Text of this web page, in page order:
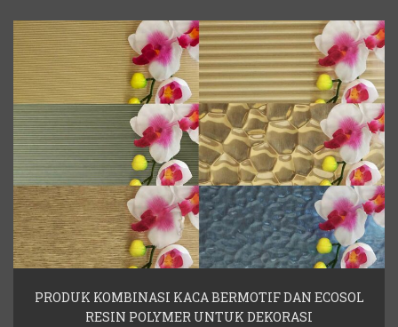
PRODUK KOMBINASI KACA BERMOTIF DAN ECOSOL
RESIN POLYMER UNTUK DEKORASI